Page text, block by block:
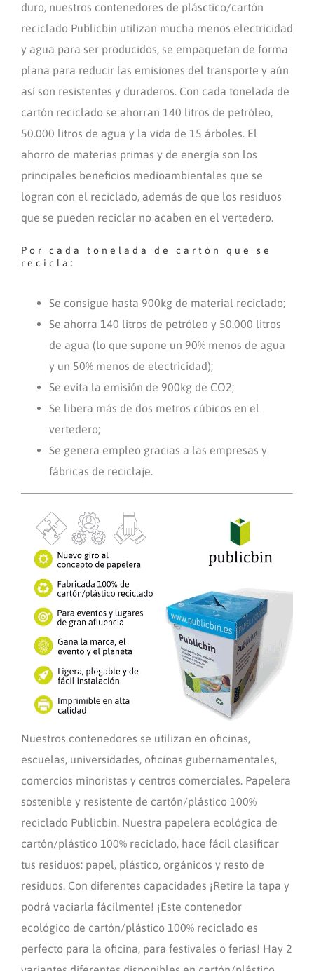
duro, nuestros contenedores de plásctico/cartón
reciclado Publicbin utilizan mucha menos electricidad
y agua para ser producidos, se empaquetan de forma
plana para reducir las emisiones del transporte y aún
así son resistentes y duraderos. Con cada tonelada de
cartón reciclado se ahorran 140 litros de petróleo,
50.000 litros de agua y la vida de 15 árboles. El
ahorro de materias primas y de energía son los
principales beneficios medioambientales que se
logran con el reciclado, además de que los residuos
que se pueden reciclar no acaben en el vertedero.
Por cada tonelada de cartón que se
recicla:
Se consigue hasta 900kg de material reciclado;
Se ahorra 140 litros de petróleo y 50.000 litros
de agua (lo que supone un 90% menos de agua
y un 50% menos de electricidad);
Se evita la emisión de 900kg de CO2;
Se libera más de dos metros cúbicos en el
vertedero;
Se genera empleo gracias a las empresas y
fábricas de reciclaje.
Nuestros contenedores se utilizan en oficinas,
escuelas, universidades, oficinas gubernamentales,
comercios minoristas y centros comerciales. Papelera
sostenible y resistente de cartón/plástico 100%
reciclado Publicbin. Nuestra papelera ecológica de
cartón/plástico 100% reciclado, hace fácil clasificar
tus residuos: papel, plástico, orgánicos y resto de
residuos. Con diferentes capacidades ¡Retire la tapa y
podrá vaciarla fácilmente! ¡Este contenedor
ecológico de cartón/plástico 100% reciclado es
perfecto para la oficina, para festivales o ferias! Hay 2